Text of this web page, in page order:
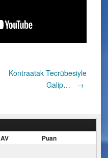
Kontraatak Tecrübesiyle
Galip…
→
AV Puan